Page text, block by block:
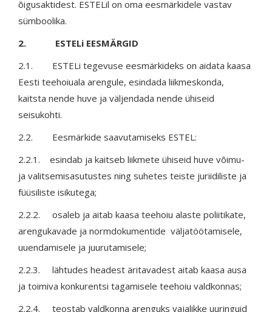
õigusaktidest. ESTELil on oma eesmärkidele vastav
sümboolika.
2. ESTELi EESMÄRGID
2.1. ESTELi tegevuse eesmärkideks on aidata kaasa
Eesti teehoiuala arengule, esindada liikmeskonda,
kaitsta nende huve ja väljendada nende ühiseid
seisukohti.
2.2. Eesmärkide saavutamiseks ESTEL:
2.2.1. esindab ja kaitseb liikmete ühiseid huve võimu-
ja valitsemisasutustes ning suhetes teiste juriidiliste ja
füüsiliste isikutega;
2.2.2. osaleb ja aitab kaasa teehoiu alaste poliitikate,
arengukavade ja normdokumentide väljatöötamisele,
uuendamisele ja juurutamisele;
2.2.3. lähtudes headest äritavadest aitab kaasa ausa
ja toimiva konkurentsi tagamisele teehoiu valdkonnas;
2.2.4. teostab valdkonna arenguks vajalikke uuringuid